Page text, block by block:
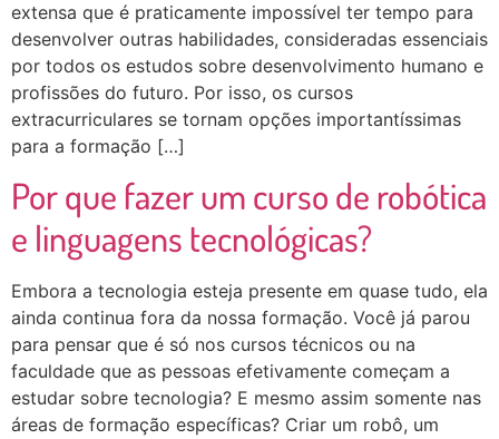
extensa que é praticamente impossível ter tempo para
desenvolver outras habilidades, consideradas essenciais
por todos os estudos sobre desenvolvimento humano e
profissões do futuro. Por isso, os cursos
extracurriculares se tornam opções importantíssimas
para a formação […]
Por que fazer um curso de robótica
e linguagens tecnológicas?
Embora a tecnologia esteja presente em quase tudo, ela
ainda continua fora da nossa formação. Você já parou
para pensar que é só nos cursos técnicos ou na
faculdade que as pessoas efetivamente começam a
estudar sobre tecnologia? E mesmo assim somente nas
áreas de formação específicas? Criar um robô, um